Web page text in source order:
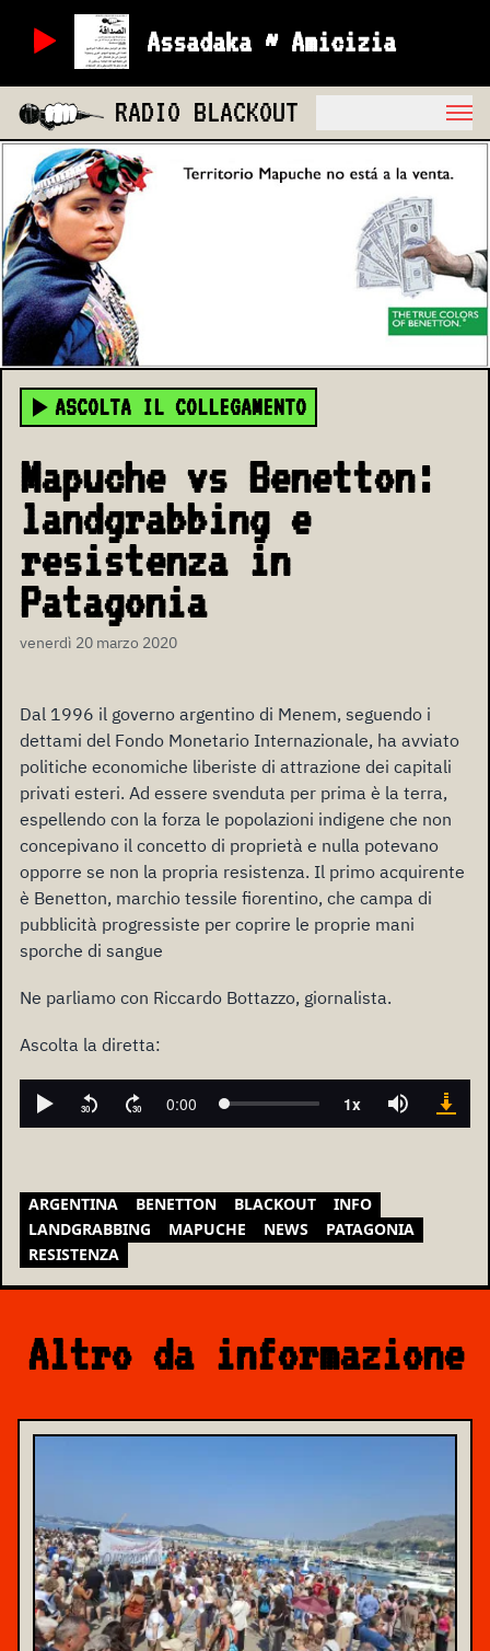
Assadaka ~ Amicizia
RADIO BLACKOUT
ASCOLTA IL COLLEGAMENTO
Mapuche vs Benetton:
landgrabbing e
resistenza in
Patagonia
venerdì 20 marzo 2020
Dal 1996 il governo argentino di Menem, seguendo i
dettami del Fondo Monetario Internazionale, ha avviato
politiche economiche liberiste di attrazione dei capitali
privati esteri. Ad essere svenduta per prima è la terra,
espellendo con la forza le popolazioni indigene che non
concepivano il concetto di proprietà e nulla potevano
opporre se non la propria resistenza. Il primo acquirente
è Benetton, marchio tessile fiorentino, che campa di
pubblicità progressiste per coprire le proprie mani
sporche di sangue
Ne parliamo con Riccardo Bottazzo, giornalista.
Ascolta la diretta:
ARGENTINA BENETTON BLACKOUT
INFO
LANDGRABBING
MAPUCHE NEWS
PATAGONIA
RESISTENZA
Altro da informazione